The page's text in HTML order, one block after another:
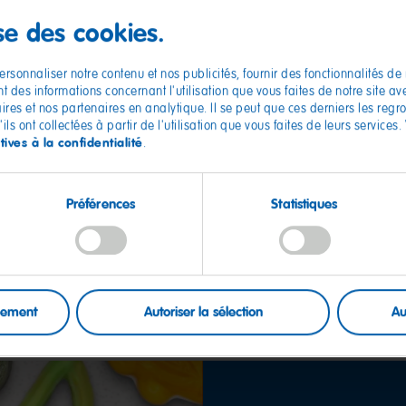
des cookies.
notre contenu et nos publicités, fournir des fonctionnalités
des informations concernant l'utilisation que vous faites de notre site
et nos partenaires en analytique. Il se peut que ces derniers les
ont collectées à partir de l'utilisation que vous faites de leurs services.
à la confidentialité.
Préférences Statistiques
Autoriser la sélection
priorité absolue
Nous mettons tout en oeuvre pour vous
permettre de savourer des produits
d'une qualité irréprochable.